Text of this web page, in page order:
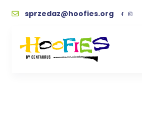
sprzedaz@hoofies.org